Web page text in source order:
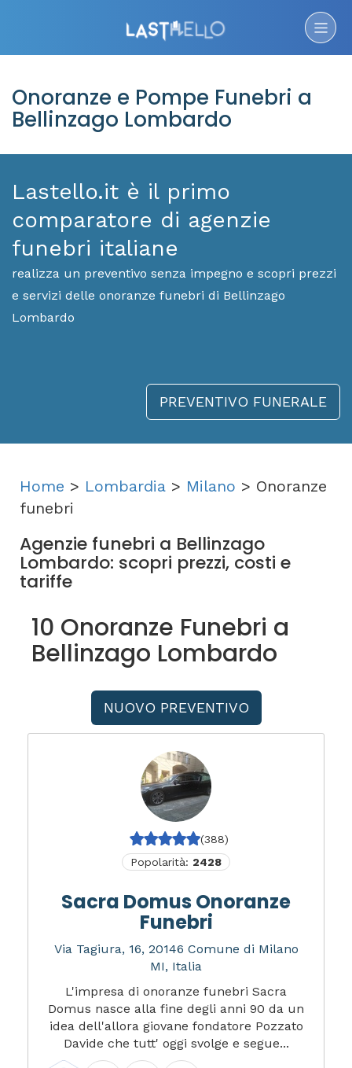
Onoranze e Pompe Funebri a
Bellinzago Lombardo
Lastello.it è il primo
comparatore di agenzie
funebri italiane
realizza un preventivo senza impegno e scopri prezzi
e servizi delle onoranze funebri di Bellinzago
Lombardo
PREVENTIVO FUNERALE
Home > Lombardia > Milano > Onoranze
funebri
Agenzie funebri a Bellinzago
Lombardo: scopri prezzi, costi e
tariffe
10 Onoranze Funebri a
Bellinzago Lombardo
NUOVO PREVENTIVO
(388)
Popolarità: 2428
Sacra Domus Onoranze
Funebri
Via Tagiura, 16, 20146 Comune di Milano
MI, Italia
L'impresa di onoranze funebri Sacra
Domus nasce alla fine degli anni 90 da un
idea dell'allora giovane fondatore Pozzato
Davide che tutt' oggi svolge e segue...